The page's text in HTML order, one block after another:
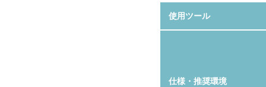
使用ツール
仕様・推奨環境